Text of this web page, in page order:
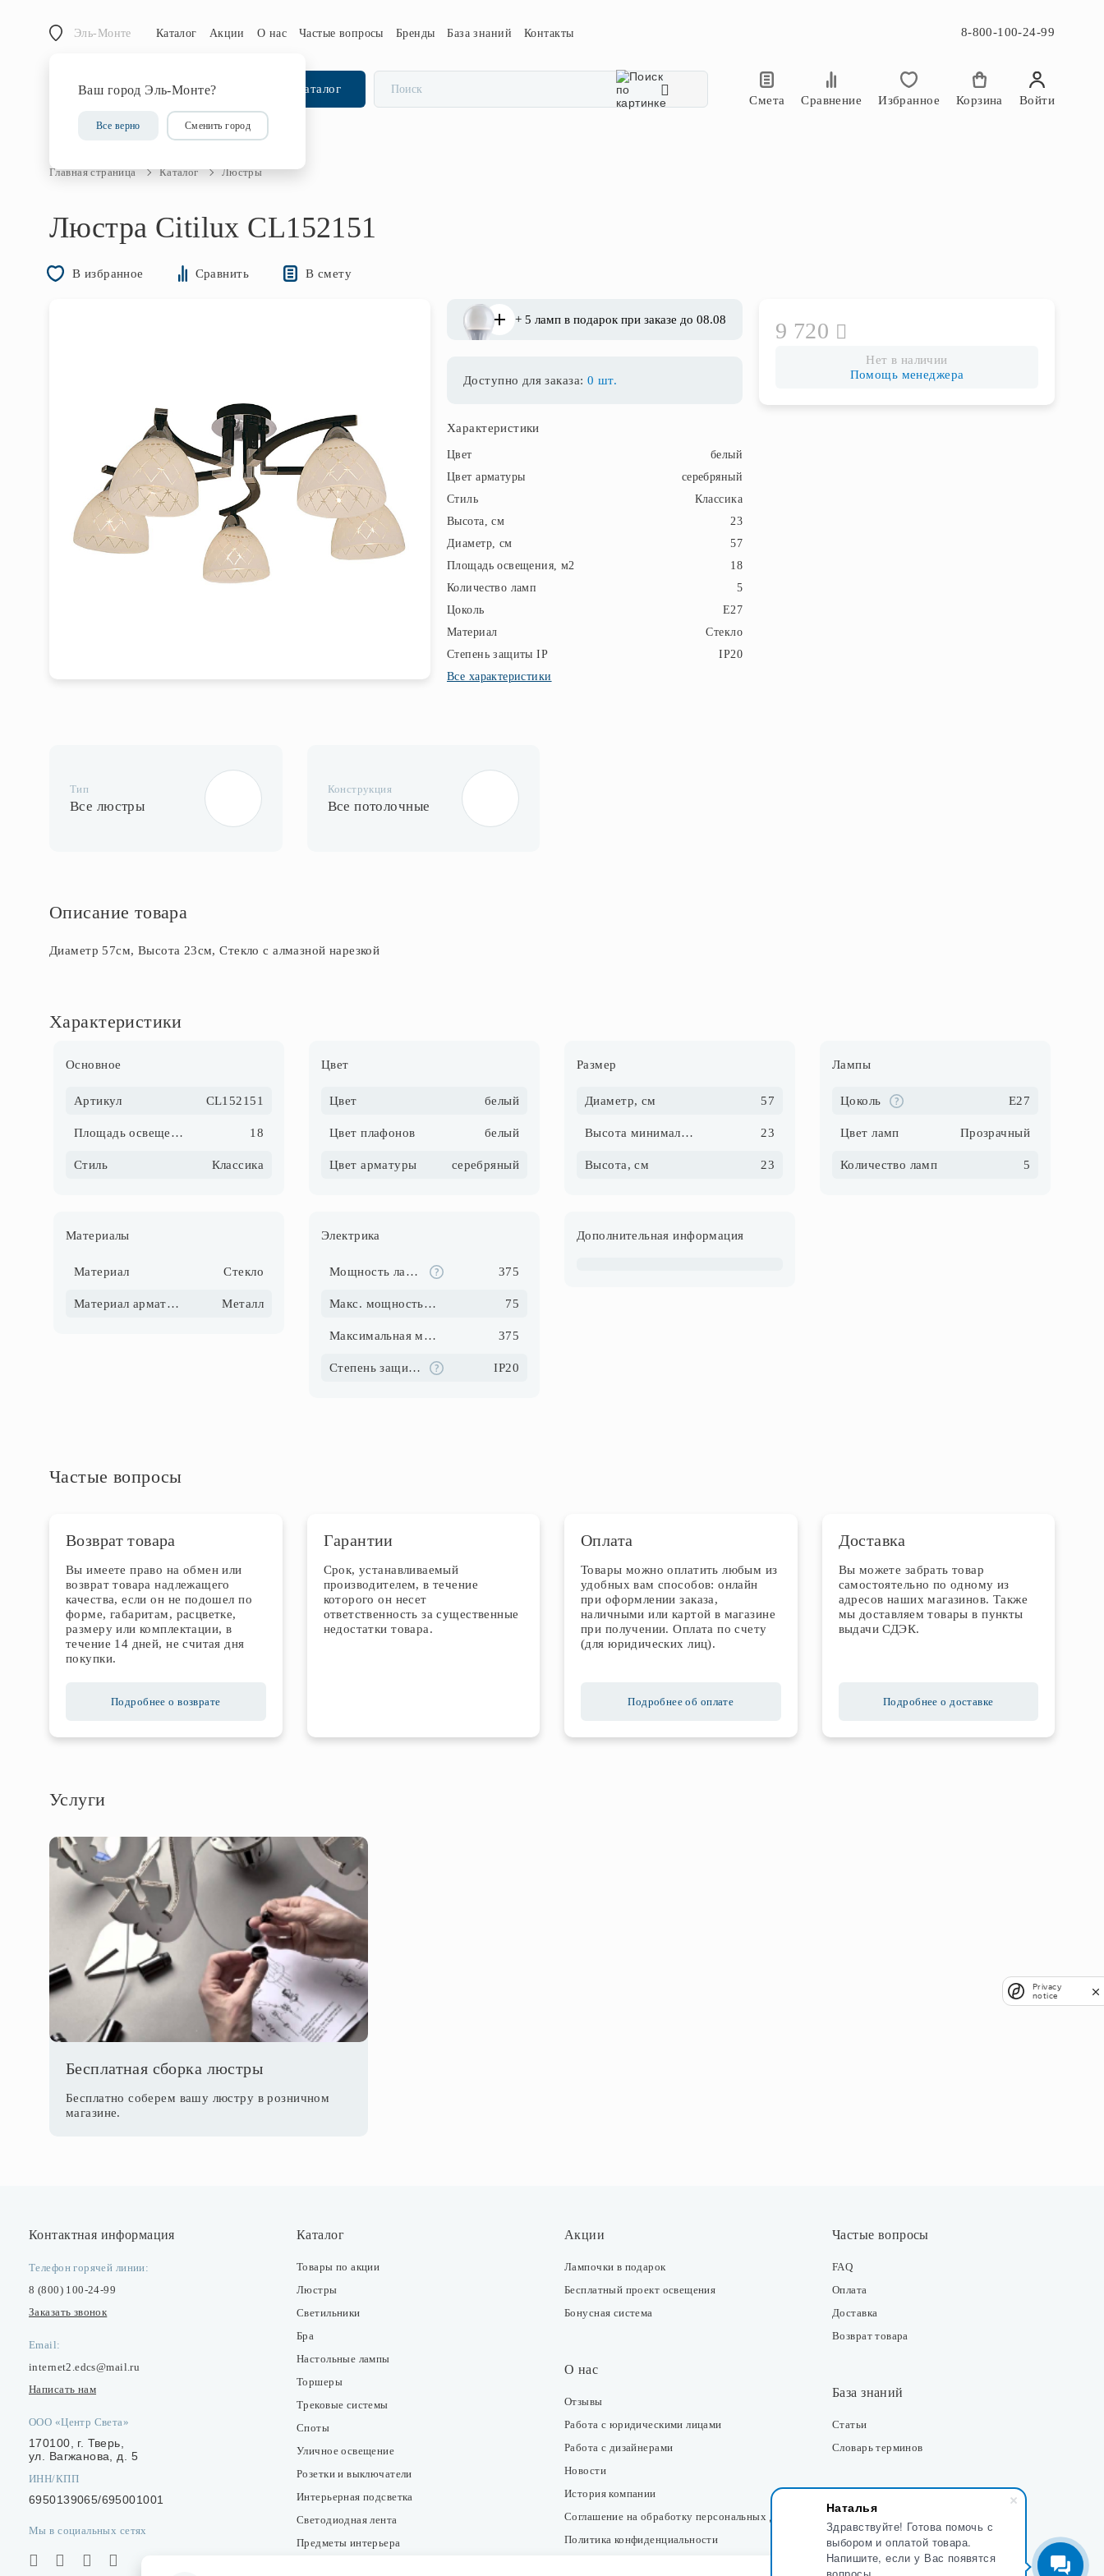
Наталья
Здравствуйте! Готова помочь с
выбором и оплатой товара.
Напишите, если у Вас появятся
Эль-Монте
Ваш город Эль-Монте?
Все верно Сменить город
Каталог Акции О нас Частые вопросы Бренды База знаний Контакты 8-800-100-24-99
Каталог
Смета
Сравнение Избранное Корзина Войти
Главная страница Каталог Люстры
Люстра Citilux CL152151
В избранное Сравнить В смету
+ 5 ламп в подарок при заказе до 08.08
Доступно для заказа: 0 шт.
Характеристики
Цвет
белый
Цвет арматуры
серебряный
Стиль
Классика
Высота, см
23
Диаметр, см
57
Площадь освещения, м2
18
Количество ламп
5
Цоколь
E27
Материал
Стекло
Степень защиты IP
IP20
Все характеристики
9 720
Нет в наличии
Помощь менеджера
Тип
Все люстры
Конструкция
Все потолочные
Описание товара
Диаметр 57см, Высота 23см, Стекло с алмазной нарезкой
Характеристики
Основное
Артикул CL152151
Площадь освещения, м2 18
Стиль Классика
Цвет
Цвет белый
Цвет плафонов белый
Цвет арматуры серебряный
Размер
Диаметр, см 57
Высота минимальная, см 23
Высота, см 23
Лампы
Цоколь E27
Цвет ламп Прозрачный
Количество ламп 5
Материалы
Материал Стекло
Материал арматуры Металл
Электрика
Мощность ламп, Вт 375
Макс. мощность ламп, Вт 75
Максимальная мощность, Вт 375
Степень защиты IP IP20
Дополнительная информация
Частые вопросы
Возврат товара
Вы имеете право на обмен или
возврат товара надлежащего
качества, если он не подошел по
форме, габаритам, расцветке,
размеру или комплектации, в
течение 14 дней, не считая дня
покупки.
Подробнее о возврате
Гарантии
Срок, устанавливаемый
производителем, в течение
которого он несет
ответственность за существенные
недостатки товара.
Оплата
Товары можно оплатить любым из
удобных вам способов: онлайн
при оформлении заказа,
наличными или картой в магазине
при получении. Оплата по счету
(для юридических лиц).
Подробнее об оплате
Доставка
Вы можете забрать товар
самостоятельно по одному из
адресов наших магазинов. Также
мы доставляем товары в пункты
выдачи СДЭК.
Подробнее о доставке
Услуги
Бесплатная сборка люстры
Бесплатно соберем вашу люстру в розничном
магазине.
Контактная информация
Телефон горячей линии:
8 (800) 100-24-99
Заказать звонок
Email:
internet2.edcs@mail.ru
Написать нам
ООО «Центр Света»
170100, г. Тверь,
ул. Вагжанова, д. 5
ИНН/КПП
6950139065/695001001
Мы в социальных сетях
Каталог
Товары по акции
Люстры
Светильники
Бра
Настольные лампы
Торшеры
Трековые системы
Споты
Уличное освещение
Розетки и выключатели
Интерьерная подсветка
Светодиодная лента
Предметы интерьера
Акции
Лампочки в подарок
Бесплатный проект освещения
Бонусная система
О нас
Отзывы
Работа с юридическими лицами
Работа с дизайнерами
Новости
История компании
Соглашение на обработку персональных данных
Политика конфиденциальности
Частые вопросы
FAQ
Оплата
Доставка
Возврат товара
База знаний
Статьи
Словарь терминов
Контакты
Розничные магазины
Интернет-магазин
Privacy
notice